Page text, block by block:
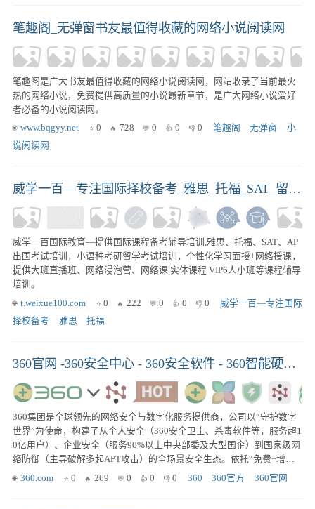
笔趣阁_无弹窗书友最值得收藏的网络小说阅读网
笔趣阁是广大书友最值得收藏的网络小说阅读网，网站收录了当前最火
热的网络小说，免费提供高质量的小说最新章节，是广大网络小说爱好
者必备的小说阅读网。
www.bqgyy.net
0 728 0 0 0 笔趣阁 无弹窗
小
说阅读网
威学一百—专注国际择校备考_雅思_托福_SAT_留学口语英语培训
威学一百国际教育—提供国际课程备考辅导培训,雅思、托福、SAT、AP
出国考试培训，小语种考研留学考试培训，个性化学习面授+网络授课，
提供大班直播班、网络浸泡营、网络课 实体课程 VIP6人小班等课程辅导
培训。
t.weixue100.com
0 222 0 0 0
威学一百—专注国际
择校备考
雅思 托福
360官网 -360安全中心 - 360安全软件 - 360智能硬件 - 360智能家居 - 360企业服务
360集团是全球领先的网络安全与数字化服务提供商，公司以“守护数字
世界”为使命，构建了从个人安全（360安全卫士、杀毒软件等，服务超1
0亿用户）、企业安全（服务90%以上中央部委及大型国企）到国家级网
络防御（主导破解多起APT攻击）的全场景安全生态。依托“免费+增值
服务”及政企定制化解决方案双轮驱动，360打造了智能硬件、AI安全大
360.com 0 269 0 0 0 360 360官方 360官网